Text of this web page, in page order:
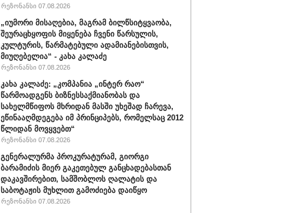
რეზონანსი 07.08.2026
„იუმორი მისაღებია, მაგრამ ბილწსიტყვაობა,
შეურაცხყოფის მიყენება ჩვენი წარსულის,
კულტურის, წარმატებული ადამიანებისთვის,
მიუღებელია“ - კახა კალაძე
რეზონანსი 07.08.2026
კახა კალაძე: „კომპანია „ინტერ რაო“
წარმოადგენს ბიზნესსაქმიანობას და
სახელმწიფოს მხრიდან მასში უხეშად ჩარევა,
ეწინააღმდეგება იმ პრინციპებს, რომელსაც 2012
წლიდან მოვყვებთ“
რეზონანსი 07.08.2026
გენერალურმა პროკურატურამ, გიორგი
ბარამიძის მიერ გაკეთებულ განცხადებასთან
დაკავშირებით, სამშობლოს ღალატის და
საბოტაჟის მუხლით გამოძიება დაიწყო
რეზონანსი 07.08.2026